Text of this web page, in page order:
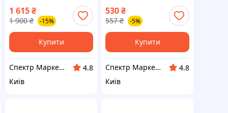
(Польща)
1 615₴
1 900 ₴ -15%
Купити
Спектр Маркет - професійне обладнання та інструмент
4.8
Київ
(Польща)
530₴
557 ₴ -5%
Купити
Спектр Маркет - професійне обладнання та інструмент
4.8
Київ